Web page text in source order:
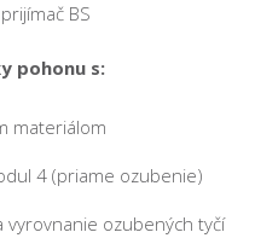
BS
pohonu s:
materiálom
4 (priame ozubenie)
ozubených tyčí